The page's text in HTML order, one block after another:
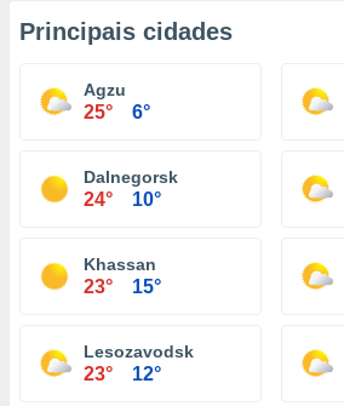
Principais cidades
Agzu
25° 6°
Dalnegorsk
24° 10°
Khassan
23° 15°
Lesozavodsk
23° 12°